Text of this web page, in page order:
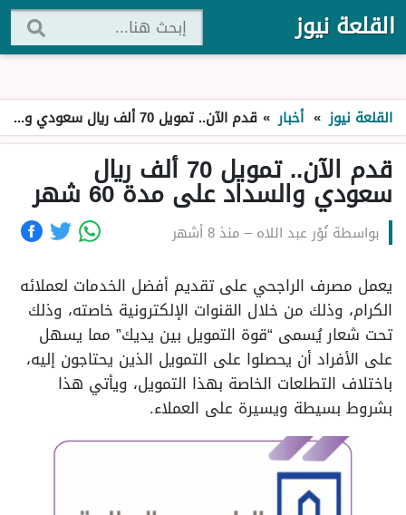
القلعة نيوز
القلعة نيوز » أخبار » قدم الآن.. تمويل 70 ألف ريال سعودي والسداد على مدة 60 شهر
قدم الآن.. تمويل 70 ألف ريال
سعودي والسداد على مدة 60 شهر
بواسطة نُوْر عبد اللاه– منذ 8 أشهر
يعمل مصرف الراجحي على تقديم أفضل الخدمات لعملائه
الكرام، وذلك من خلال القنوات الإلكترونية خاصته، وذلك
تحت شعار يُسمى “قوة التمويل بين يديك” مما يسهل
على الأفراد أن يحصلوا على التمويل الذين يحتاجون إليه،
باختلاف التطلعات الخاصة بهذا التمويل، ويأتي هذا
بشروط بسيطة ويسيرة على العملاء.